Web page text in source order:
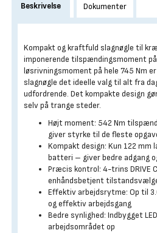
Beskrivelse Dokumenter
Kompakt og kraftfuld slagnøgle til
imponerende tilspændingsmoment
løsrivningsmoment på hele 745 Nm
slagnøgle det ideelle valg til alt fra
udfordrende. Det kompakte design
selv på trange steder.
Højt moment: 542 Nm
giver styrke til de fleste
Kompakt design: Kun 122 mm
batteri – giver bedre adgang
Præcis kontrol: 4-trins DRIVE
enhåndsbetjent
Effektiv arbejdsrytme: Op til
og effektiv arbejdsgang
Bedre synlighed: Indbygget
arbejdsområdet op